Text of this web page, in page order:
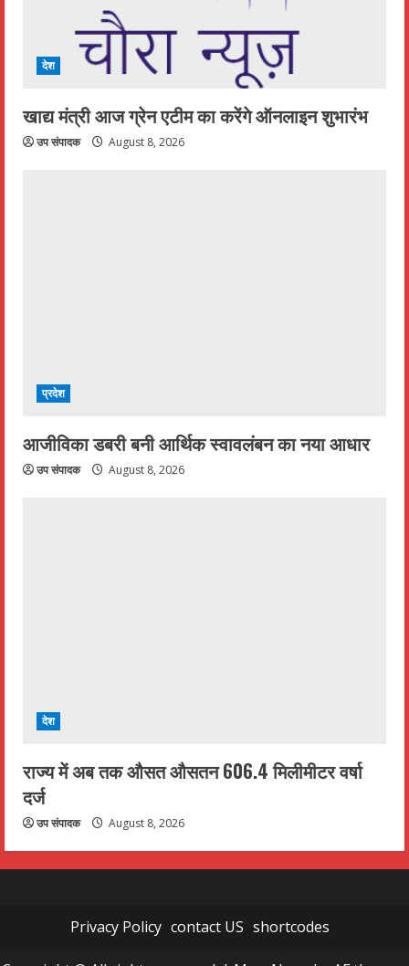
देश
खाद्य मंत्री आज ग्रेन एटीम का करेंगे ऑनलाइन शुभारंभ
उप संपादक August 8, 2026
प्रदेश
आजीविका डबरी बनी आर्थिक स्वावलंबन का नया आधार
उप संपादक August 8, 2026
देश
राज्य में अब तक औसत औसतन 606.4 मिलीमीटर वर्षा
दर्ज
उप संपादक August 8, 2026
Privacy Policy contact US shortcodes